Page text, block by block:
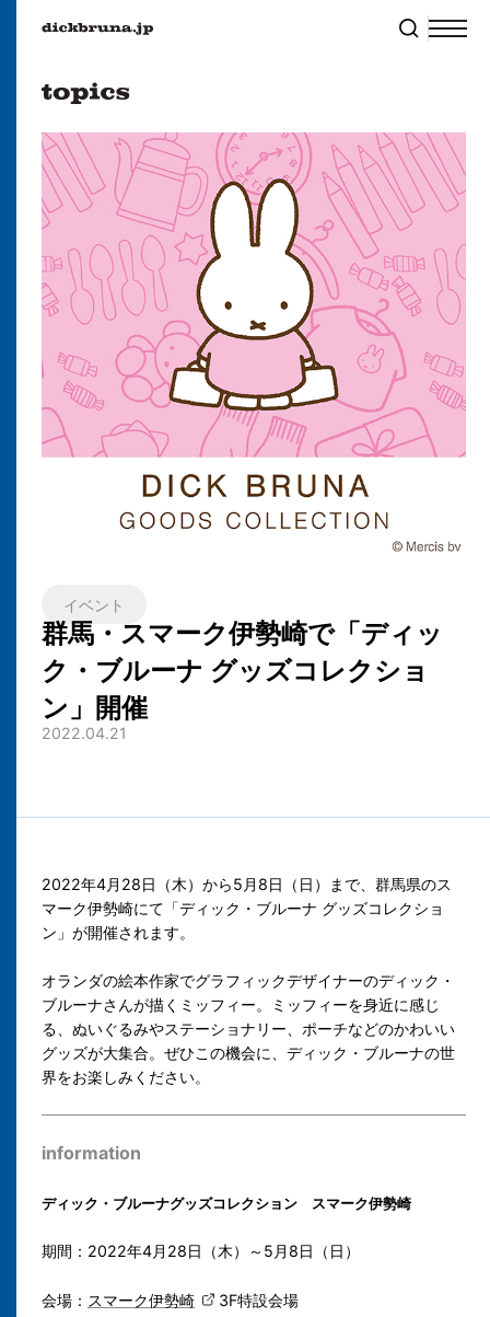
イベント
群馬・スマーク伊勢崎で「ディッ
ク・ブルーナ グッズコレクショ
ン」開催
2022.04.21
2022年4月28日（木）から5月8日（日）まで、群馬県のス
マーク伊勢崎にて「ディック・ブルーナ グッズコレクショ
ン」が開催されます。
オランダの絵本作家でグラフィックデザイナーのディック・
ブルーナさんが描くミッフィー。ミッフィーを身近に感じ
る、ぬいぐるみやステーショナリー、ポーチなどのかわいい
グッズが大集合。ぜひこの機会に、ディック・ブルーナの世
界をお楽しみください。
information
ディック・ブルーナグッズコレクション スマーク伊勢崎
期間：2022年4月28日（木）～5月8日（日）
会場： スマーク伊勢崎 3F特設会場